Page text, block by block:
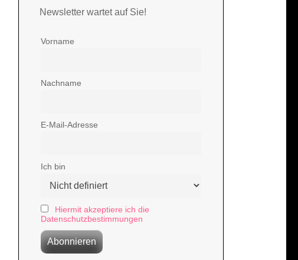
Newsletter wartet auf Sie!
Vorname
Nachname
E-Mail-Adresse
Ich bin
Hiermit akzeptiere ich die
Datenschutzbestimmungen